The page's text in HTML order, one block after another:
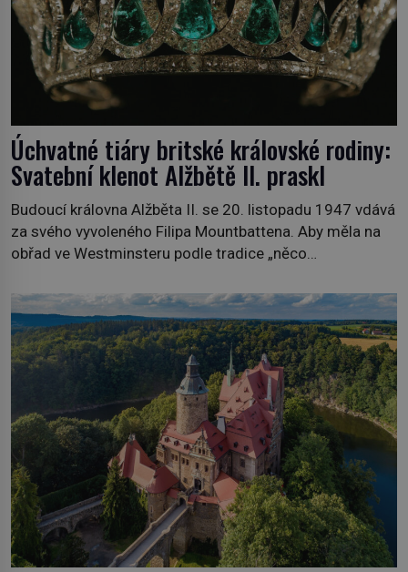
Úchvatné tiáry britské královské rodiny:
Svatební klenot Alžbětě II. praskl
Budoucí královna Alžběta II. se 20. listopadu 1947 vdává
za svého vyvoleného Filipa Mountbattena. Aby měla na
obřad ve Westminsteru podle tradice „něco
soukromé kolekce – diamantovou tiáru královny Marie.
„Je to ošklivá špičatá tiára,“ zhodnotil klenot britský
politik Sir Henry Channon (1897–1958), když si […]